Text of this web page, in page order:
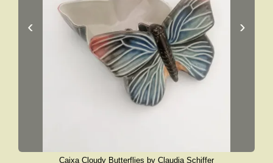
‹ ›
Caixa Cloudy Butterflies by Claudia Schiffer